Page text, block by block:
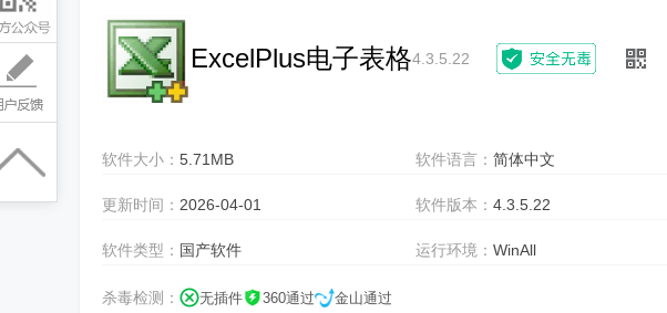
ExcelPlus电子表格4.3.5.22
软件大小： 5.71MB 软件语言：简体中文
更新时间： 2026-04-01 软件版本：4.3.5.22
软件类型： 国产软件 运行环境：WinAll
杀毒检测： 无插件 360通过 金山通过